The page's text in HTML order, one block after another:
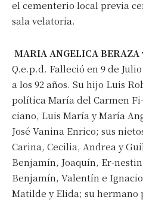
el cementerio local previa
sala velatoria.
MARIA ANGELICA
Q.e.p.d. Falleció en 9 de
a los 92 años. Su hijo Luis
política María del Carmen
ciano, Luis María y María
José Vanina Enrico; sus
Carina, Cecilia, Andrea y
Benjamín, Joaquín, Er-
Benjamín, Valentín e
Matilde y Elida; su hermano